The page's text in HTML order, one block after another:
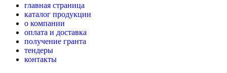
главная страница
каталог продукции
о компании
оплата и доставка
получение гранта
тендеры
контакты